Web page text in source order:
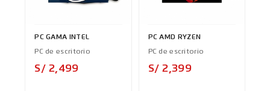
PC GAMA INTEL
PC de escritorio
S/ 2,499
PC AMD RYZEN
PC de escritorio
S/ 2,399